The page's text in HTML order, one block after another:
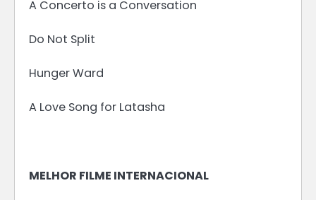
A Concerto is a Conversation
Do Not Split
Hunger Ward
A Love Song for Latasha
MELHOR FILME INTERNACIONAL